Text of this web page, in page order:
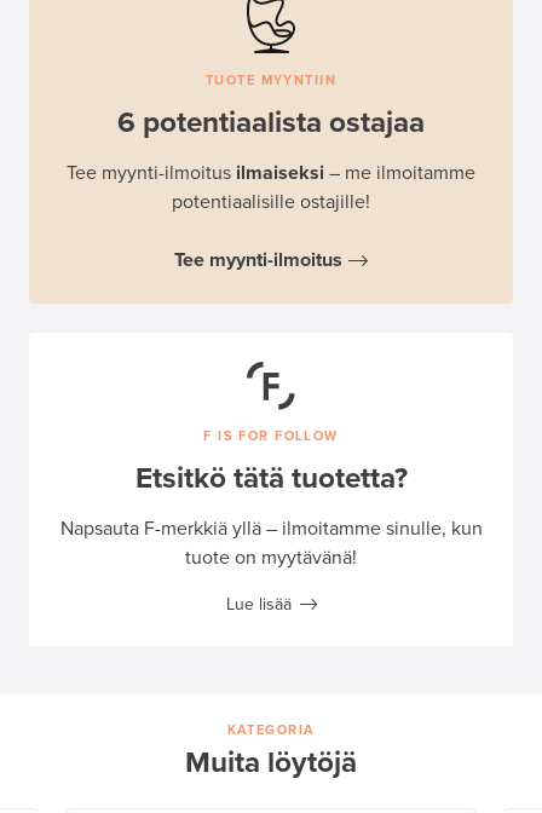
TUOTE MYYNTIIN
6 potentiaalista ostajaa
Tee myynti-ilmoitus ilmaiseksi – me ilmoitamme
potentiaalisille ostajille!
Tee myynti-ilmoitus
F IS FOR FOLLOW
Etsitkö tätä tuotetta?
Napsauta F-merkkiä yllä – ilmoitamme sinulle, kun
tuote on myytävänä!
Lue lisää
KATEGORIA
Muita löytöjä